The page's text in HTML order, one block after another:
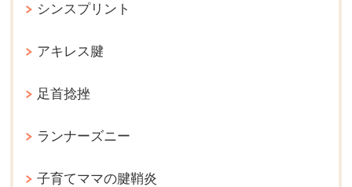
シンスプリント
アキレス腱
足首捻挫
ランナーズニー
子育てママの腱鞘炎